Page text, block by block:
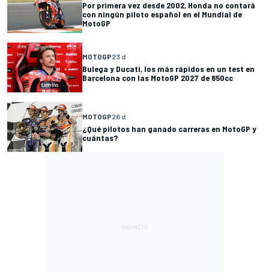
Por primera vez desde 2002, Honda no contará
con ningún piloto español en el Mundial de
MotoGP
MOTOGP23 d
Bulega y Ducati, los más rápidos en un test en
Barcelona con las MotoGP 2027 de 850cc
MOTOGP26 d
¿Qué pilotos han ganado carreras en MotoGP y
cuántas?